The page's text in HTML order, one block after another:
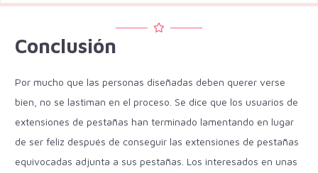
Conclusión
Por mucho que las personas diseñadas deben querer verse
bien, no se lastiman en el proceso. Se dice que los usuarios de
extensiones de pestañas han terminado lamentando en lugar
de ser feliz después de conseguir las extensiones de pestañas
equivocadas adjunta a sus pestañas. Los interesados en unas